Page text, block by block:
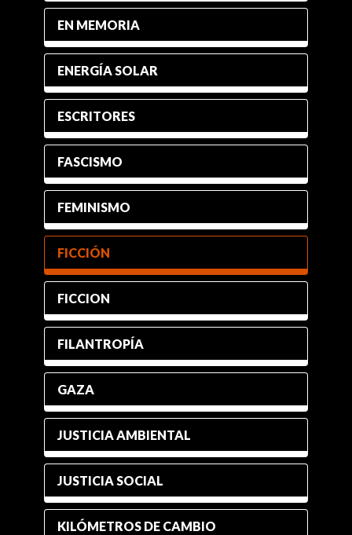
EN MEMORIA
ENERGÍA SOLAR
ESCRITORES
FASCISMO
FEMINISMO
FICCIÓN
FICCION
FILANTROPÍA
GAZA
JUSTICIA AMBIENTAL
JUSTICIA SOCIAL
KILÓMETROS DE CAMBIO